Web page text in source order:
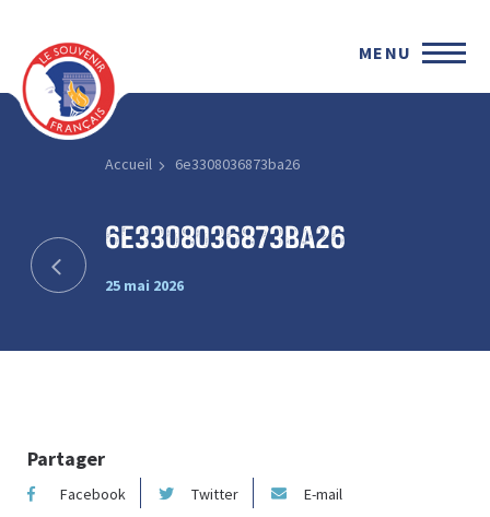
MENU
Accueil 6e3308036873ba26
6e3308036873ba26
25 mai 2026
Partager
Facebook Twitter E-mail